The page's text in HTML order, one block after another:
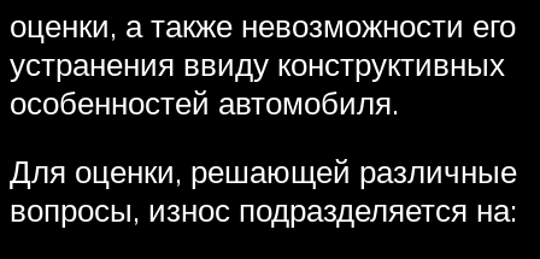
оценки, а также невозможности его
устранения ввиду конструктивных
особенностей автомобиля.
Для оценки, решающей различные
вопросы, износ подразделяется на: